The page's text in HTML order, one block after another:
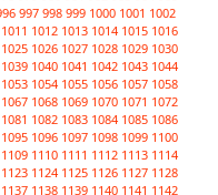
997 998 999 1000 1001 1002
1011 1012 1013 1014 1015 1016
1025 1026 1027 1028 1029 1030
1039 1040 1041 1042 1043 1044
1053 1054 1055 1056 1057 1058
1067 1068 1069 1070 1071 1072
1081 1082 1083 1084 1085 1086
1095 1096 1097 1098 1099 1100
1109 1110 1111 1112 1113 1114
1123 1124 1125 1126 1127 1128
1137 1138 1139 1140 1141 1142